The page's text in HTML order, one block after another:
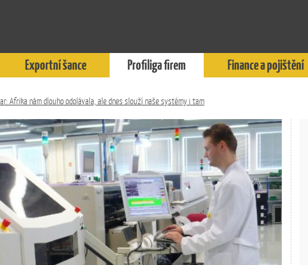
Exportní šance Profiliga firem Finance a pojištění
Afrika nám dlouho odolávala, ale dnes slouží naše systémy i tam